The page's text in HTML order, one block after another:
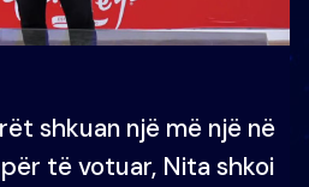
shkuan një më një në
të votuar, Nita shkoi